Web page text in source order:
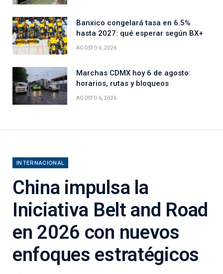
Banxico congelará tasa en 6.5%
hasta 2027: qué esperar según BX+
AGOSTO 6, 2026
Marchas CDMX hoy 6 de agosto:
horarios, rutas y bloqueos
AGOSTO 6, 2026
INTERNACIONAL
China impulsa la
Iniciativa Belt and Road
en 2026 con nuevos
enfoques estratégicos